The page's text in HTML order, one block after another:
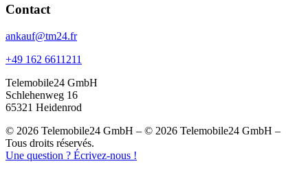
Contact
ankauf@tm24.fr
+49 162 6611211
Telemobile24 GmbH
Schlehenweg 16
65321 Heidenrod
© 2026 Telemobile24 GmbH – © 2026 Telemobile24 GmbH –
Tous droits réservés.
Une question ? Écrivez-nous !